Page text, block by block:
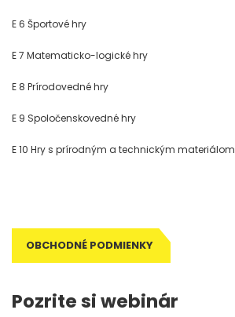
E 6 Športové hry
E 7 Matematicko-logické hry
E 8 Prírodovedné hry
E 9 Spoločenskovedné hry
E 10 Hry s prírodným a technickým materiálom
OBCHODNÉ PODMIENKY
Pozrite si webinár